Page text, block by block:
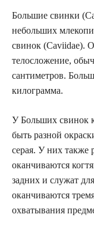
Большие свинки
небольших
свинок (Caviidae).
телосложение,
сантиметров.
килограмма.
У Больших свинок
быть разной
серая. У них также
оканчиваются
задних и служат
оканчиваются
охватывания